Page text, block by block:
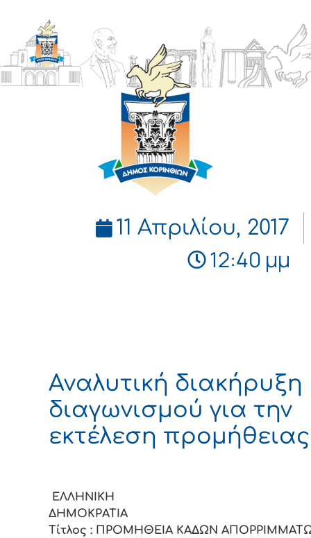
ΔΗΜΟΣ
ΚΟΡΙΝΘΙΩΝ
11 Απριλίου, 2017
12:40 μμ
Αναλυτική διακήρυξη
διαγωνισμού για την
εκτέλεση προμήθειας
ΕΛΛΗΝΙΚΗ
Τίτλος : ΠΡΟΜΗΘΕΙΑ ΚΑΔΩΝ